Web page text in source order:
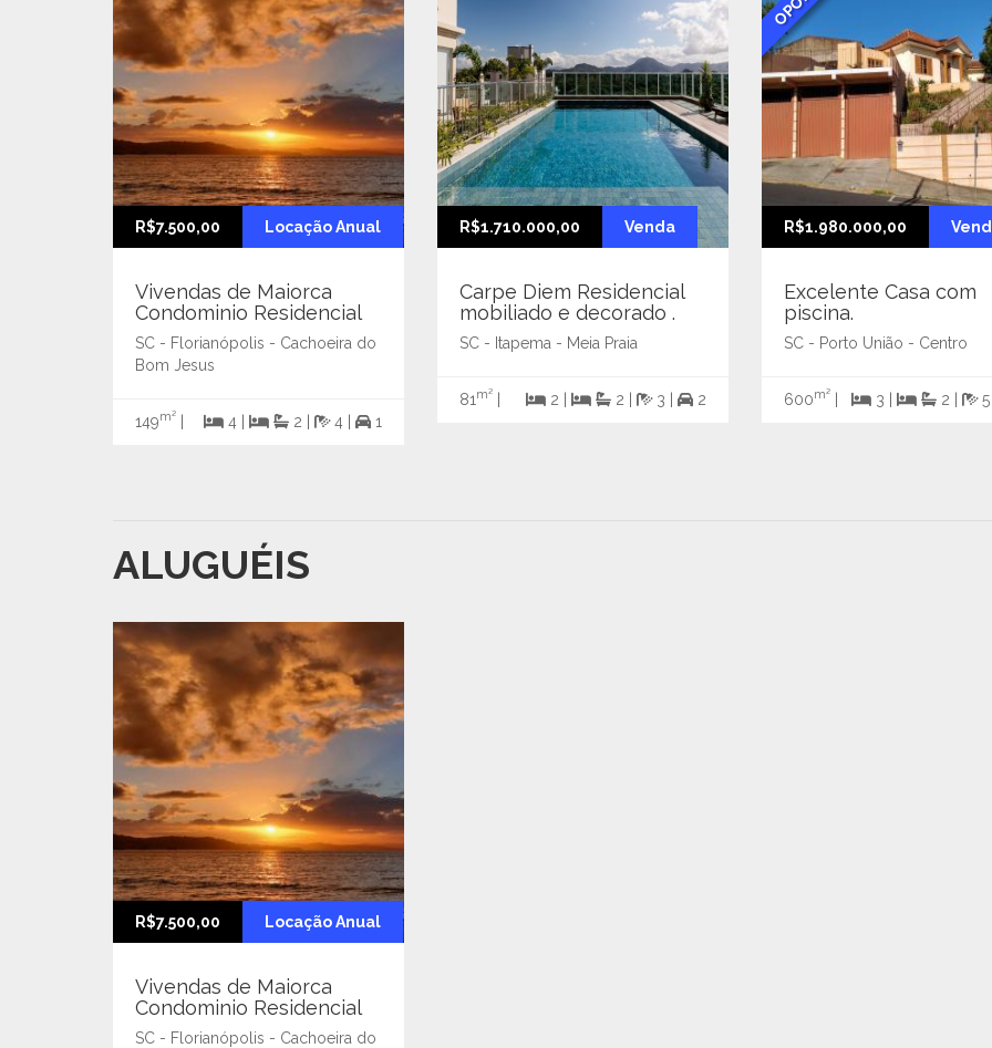
R$7.500,00 Locação Anual
Vivendas de Maiorca
Condominio Residencial
SC - Florianópolis - Cachoeira do
Bom Jesus
149m² 4 | 2 | 4 | 1
R$1.710.000,00 Venda
Carpe Diem Residencial
mobiliado e decorado .
SC - Itapema - Meia Praia
81 m² 2 | 2 | 3 | 2
R$1.980.000,00
Excelente Casa com
piscina.
SC - Porto União - Centro
600m² 3 | 2 | 5 |
ALUGUÉIS
R$7.500,00 Locação Anual
Vivendas de Maiorca
Condominio Residencial
SC - Florianópolis - Cachoeira do